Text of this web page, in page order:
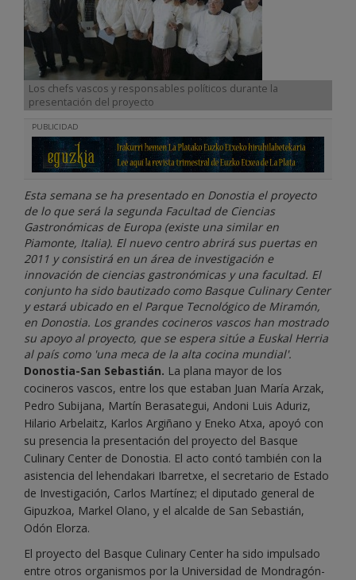
Los chefs vascos y responsables políticos durante la
presentación del proyecto
PUBLICIDAD
Esta semana se ha presentado en Donostia el proyecto
de lo que será la segunda Facultad de Ciencias
Gastronómicas de Europa (existe una similar en
Piamonte, Italia). El nuevo centro abrirá sus puertas en
2011 y consistirá en un área de investigación e
innovación de ciencias gastronómicas y una facultad. El
conjunto ha sido bautizado como Basque Culinary Center
y estará ubicado en el Parque Tecnológico de Miramón,
en Donostia. Los grandes cocineros vascos han mostrado
su apoyo al proyecto, que se espera sitúe a Euskal Herria
al país como 'una meca de la alta cocina mundial'.
Donostia-San Sebastián. La plana mayor de los
cocineros vascos, entre los que estaban Juan María Arzak,
Pedro Subijana, Martín Berasategui, Andoni Luis Aduriz,
Hilario Arbelaitz, Karlos Argiñano y Eneko Atxa, apoyó con
su presencia la presentación del proyecto del Basque
Culinary Center de Donostia. El acto contó también con la
asistencia del lehendakari Ibarretxe, el secretario de Estado
de Investigación, Carlos Martínez; el diputado general de
Gipuzkoa, Markel Olano, y el alcalde de San Sebastián,
Odón Elorza.
El proyecto del Basque Culinary Center ha sido impulsado
entre otros organismos por la Universidad de Mondragón-